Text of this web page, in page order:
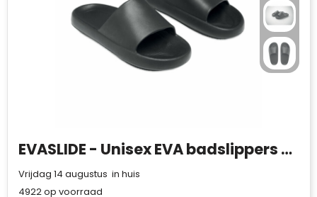
EVASLIDE - Unisex EVA badslippers 40/41
Vrijdag 14 augustus in huis
4922op voorraad